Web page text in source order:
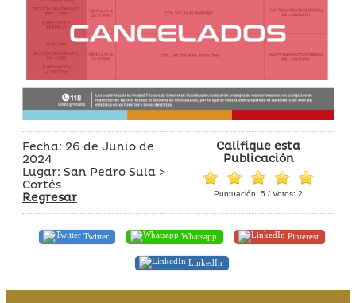
Fecha: 26 de Junio de
2024
Lugar: San Pedro Sula >
Cortés
Regresar
Califique esta
Publicación
Puntuación: 5 / Votos: 2
Twitter Whatsapp Pinterest
LinkedIn